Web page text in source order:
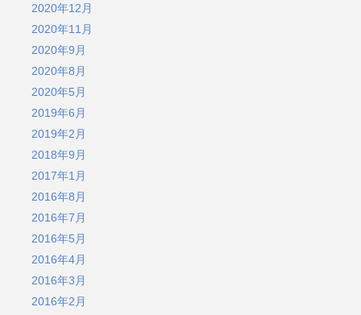
2020年12月
2020年11月
2020年9月
2020年8月
2020年5月
2019年6月
2019年2月
2018年9月
2017年1月
2016年8月
2016年7月
2016年5月
2016年4月
2016年3月
2016年2月